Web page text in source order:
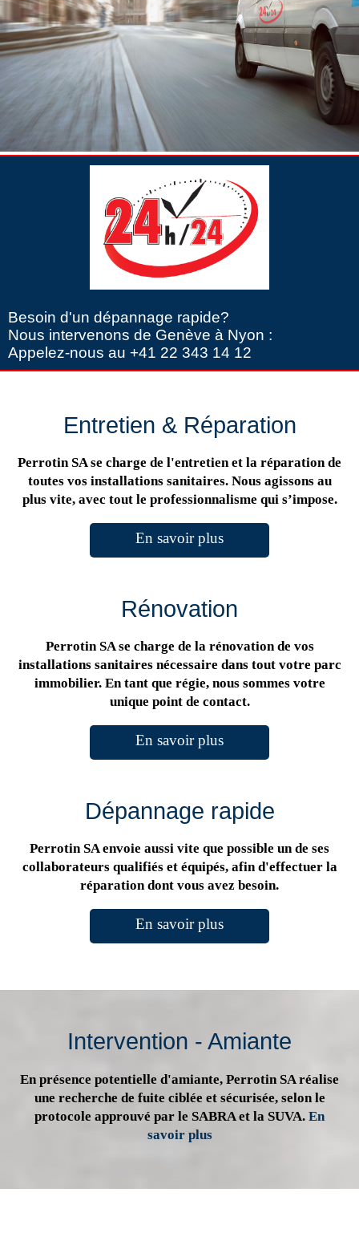
Besoin d'un dépannage rapide?
Nous intervenons de Genève à Nyon :
Appelez-nous au +41 22 343 14 12
Entretien & Réparation
Perrotin SA se charge de l'entretien et la réparation de
toutes vos installations sanitaires. Nous agissons au
plus vite, avec tout le professionnalisme qui s’impose.
En savoir plus
Rénovation
Perrotin SA se charge de la rénovation de vos
installations sanitaires nécessaire dans tout votre parc
immobilier. En tant que régie, nous sommes votre
unique point de contact.
En savoir plus
Dépannage rapide
Perrotin SA envoie aussi vite que possible un de ses
collaborateurs qualifiés et équipés, afin d'effectuer la
réparation dont vous avez besoin.
En savoir plus
Intervention - Amiante
En présence potentielle d'amiante, Perrotin SA réalise
une recherche de fuite ciblée et sécurisée, selon le
protocole approuvé par le SABRA et la SUVA. En
savoir plus